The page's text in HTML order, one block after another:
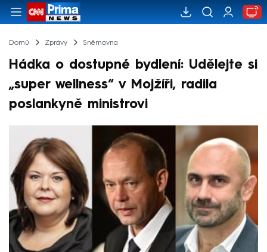
Domů Zprávy Sněmovna
Hádka o dostupné bydlení: Udělejte si
„super wellness“ v Mojžíři, radila
poslankyně ministrovi